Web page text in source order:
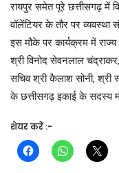
रायपुर समेत पूरे छत्तीसगढ़ में
वॉलेंटियर के तौर पर व्यवस्था
इस मौके पर कार्यक्रम में
श्री विनोद सेवनलाल
सचिव श्री कैलाश सोनी, श्री
के छत्तीसगढ़ इकाई के सदस्य
शेयर करें :-